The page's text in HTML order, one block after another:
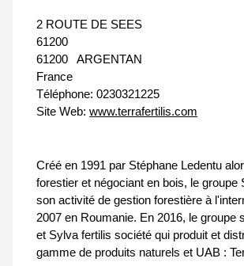
2 ROUTE DE SEES
61200
61200
ARGENTAN
France
Téléphone: 0230321225
Site Web: www.terrafertilis.com
Créé en 1991 par Stéphane Ledentu
forestier et négociant en bois, le groupe
son activité de gestion forestière à
2007 en Roumanie. En 2016, le groupe
et Sylva fertilis société qui produit et
gamme de produits naturels et UAB :